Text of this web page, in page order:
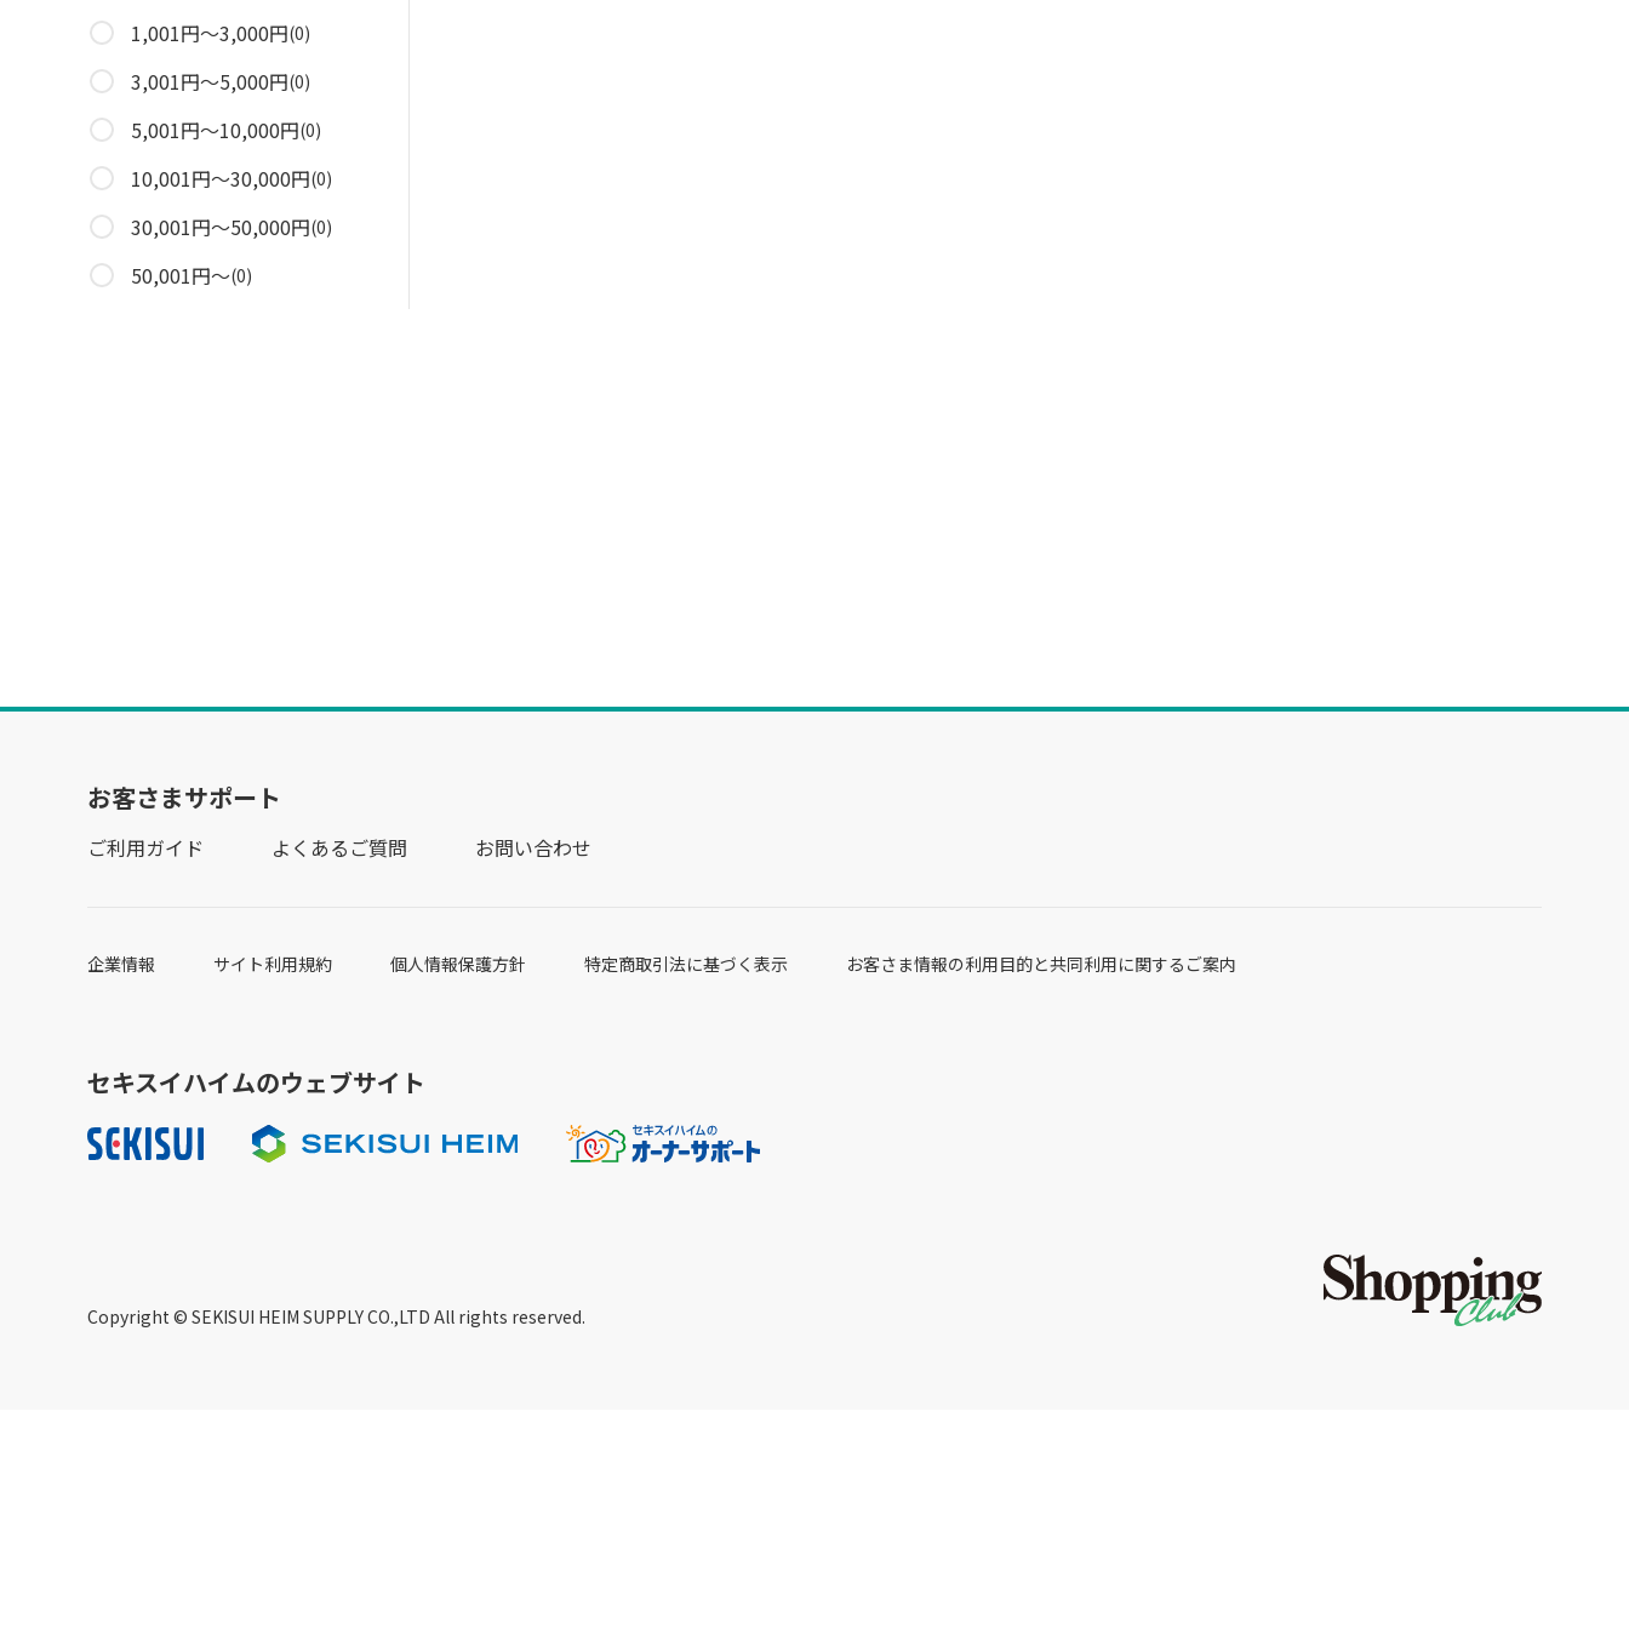
1,001円～3,000円(0)
3,001円～5,000円(0)
5,001円～10,000円(0)
10,001円～30,000円(0)
30,001円～50,000円(0)
50,001円～(0)
お客さまサポート
ご利用ガイド よくあるご質問 お問い合わせ
企業情報 サイト利用規約 個人情報保護方針 特定商取引法に基づく表示 お客さま情報の利用目的と共同利用に関するご案内
セキスイハイムのウェブサイト
Copyright © SEKISUI HEIM SUPPLY CO.,LTD All rights reserved.